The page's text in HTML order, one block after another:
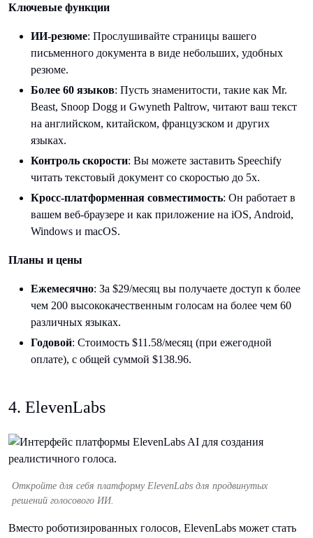
Ключевые функции
ИИ-резюме: Прослушивайте страницы вашего
письменного документа в виде небольших, удобных
резюме.
Более 60 языков: Пусть знаменитости, такие как Mr.
Beast, Snoop Dogg и Gwyneth Paltrow, читают ваш текст
на английском, китайском, французском и других
языках.
Контроль скорости: Вы можете заставить Speechify
читать текстовый документ со скоростью до 5x.
Кросс-платформенная совместимость: Он работает в
вашем веб-браузере и как приложение на iOS, Android,
Windows и macOS.
Планы и цены
Ежемесячно: За $29/месяц вы получаете доступ к более
чем 200 высококачественным голосам на более чем 60
различных языках.
Годовой: Стоимость $11.58/месяц (при ежегодной
оплате), с общей суммой $138.96.
4. ElevenLabs
Откройте для себя платформу ElevenLabs для продвинутых
решений голосового ИИ.
Вместо роботизированных голосов, ElevenLabs может стать